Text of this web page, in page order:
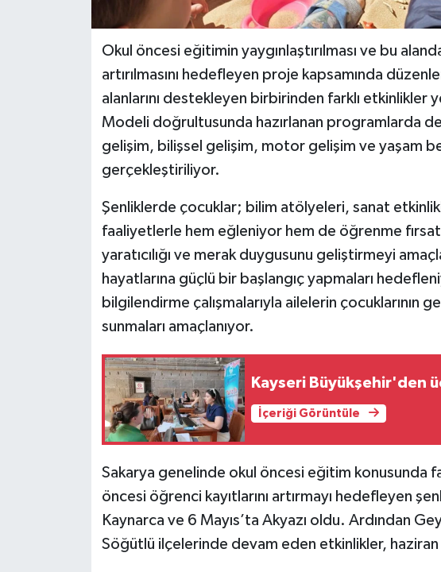
Okul öncesi eğitimin yaygınlaştırılması ve bu
artırılmasını hedefleyen proje kapsamında
alanlarını destekleyen birbirinden farklı etkinlikler
Modeli doğrultusunda hazırlanan programlarda
gelişim, bilişsel gelişim, motor gelişim ve yaşam
gerçekleştiriliyor.
Şenliklerde çocuklar; bilim atölyeleri, sanat
faaliyetlerle hem eğleniyor hem de öğrenme
yaratıcılığı ve merak duygusunu geliştirmeyi
hayatlarına güçlü bir başlangıç yapmaları
bilgilendirme çalışmalarıyla ailelerin çocuklarının
sunmaları amaçlanıyor.
Kayseri Büyükşehir'den
İçeriği Görüntüle
Sakarya genelinde okul öncesi eğitim konusunda
öncesi öğrenci kayıtlarını artırmayı hedefleyen
Kaynarca ve 6 Mayıs’ta Akyazı oldu. Ardından
Söğütlü ilçelerinde devam eden etkinlikler, haziran